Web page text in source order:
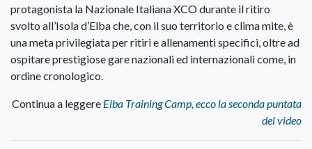
protagonista la Nazionale Italiana XCO durante il ritiro
svolto all’Isola d’Elba che, con il suo territorio e clima mite, è
una meta privilegiata per ritiri e allenamenti specifici, oltre ad
ospitare prestigiose gare nazionali ed internazionali come, in
ordine cronologico.
Continua a leggere Elba Training Camp, ecco la seconda puntata
del video